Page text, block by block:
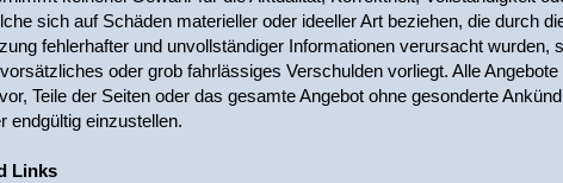
sich auf Schäden materieller oder ideeller Art beziehen, die durch
fehlerhafter und unvollständiger Informationen verursacht
oder grob fahrlässiges Verschulden vorliegt. Alle
Teile der Seiten oder das gesamte Angebot ohne gesonderte
endgültig einzustellen.
Links